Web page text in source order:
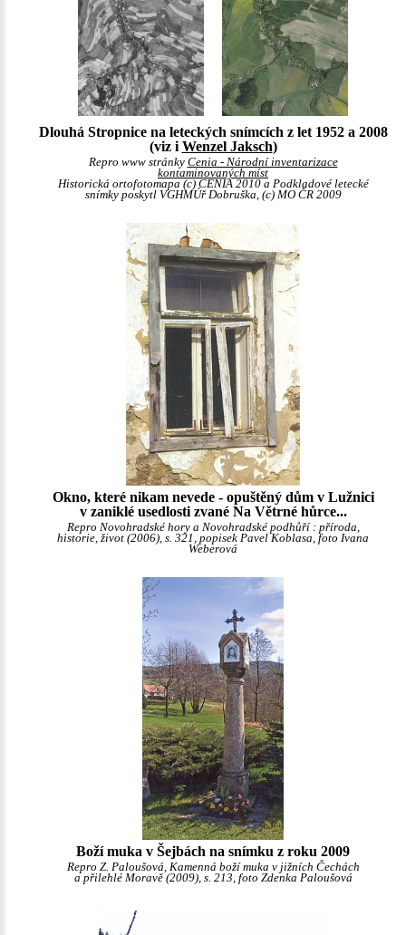
Dlouhá Stropnice na leteckých snímcích z let 1952 a 2008
(viz i Wenzel Jaksch)
Repro www stránky Cenia - Národní inventarizace
kontaminovaných míst
Historická ortofotomapa (c) CENIA 2010 a Podkladové letecké
snímky poskytl VGHMÚř Dobruška, (c) MO ČR 2009
Okno, které nikam nevede - opuštěný dům v Lužnici
v zaniklé usedlosti zvané Na Větrné hůrce...
Repro Novohradské hory a Novohradské podhůří : příroda,
historie, život (2006), s. 321, popisek Pavel Koblasa, foto Ivana
Weberová
Boží muka v Šejbách na snímku z roku 2009
Repro Z. Paloušová, Kamenná boží muka v jižních Čechách
a přilehlé Moravě (2009), s. 213, foto Zdenka Paloušová